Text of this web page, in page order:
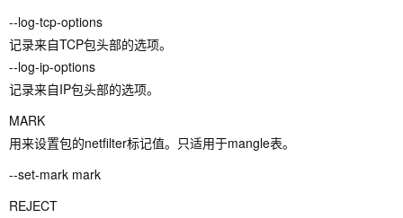
--log-tcp-options
记录来自TCP包头部的选项。
--log-ip-options
记录来自IP包头部的选项。
MARK
用来设置包的netfilter标记值。只适用于mangle表。
--set-mark mark
REJECT